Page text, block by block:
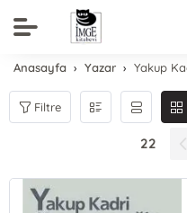
Anasayfa Yazar Yakup
Filtre
22